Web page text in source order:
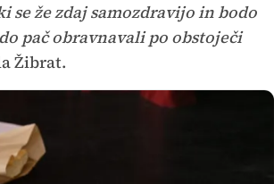
že zdaj samozdravijo in bodo
pač obravnavali po obstoječi
Žibrat.